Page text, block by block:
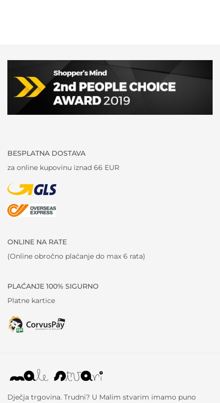
BESPLATNA DOSTAVA
za online kupovinu iznad 66 EUR
ONLINE NA RATE
(Online obročno plaćanje do max 6 rata)
PLAĆANJE 100% SIGURNO
Platne kartice
Dječja trgovina. Trudni? U Malim stvarim imamo puno